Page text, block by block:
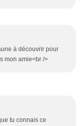
à découvrir pour
mon amie<br />
tu connais ce